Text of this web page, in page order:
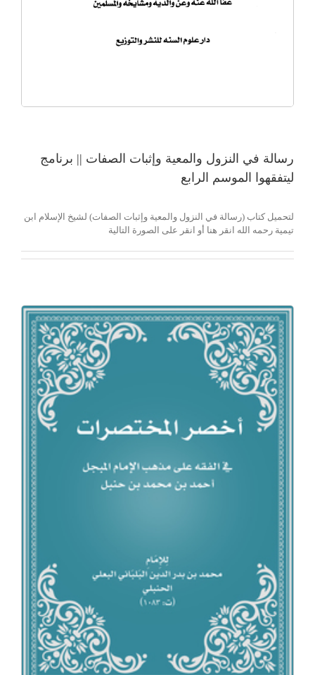
رسالة في النزول والمعية وإثبات الصفات || برنامج
ليتفقهوا الموسم الرابع
لتحميل كتاب (رسالة في النزول والمعية وإثبات الصفات) لشيخ الإسلام ابن
تيمية رحمه الله انقر هنا أو انقر على الصورة التالية